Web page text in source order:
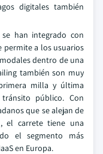
digitales también
han integrado con
permite a los usuarios
dentro de una
también son muy
milla y última
público. Con
que se alejan de
el carrete tiene una
el segmento más
en Europa.